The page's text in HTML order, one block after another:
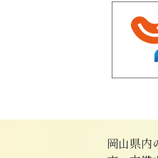
岡山県内